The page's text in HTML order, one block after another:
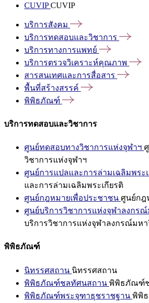
CUVIPCUVIP
บริการสังคม
บริการทดสอบและวิชาการ
บริการทางการแพทย์
บริการตรวจวิเคราะห์คุณภาพ
สารสนเทศและการสื่อสาร
พื้นที่สร้างสรรค์
พิพิธภัณฑ์
บริการทดสอบและวิชาการ
ศูนย์ทดสอบทางวิชาการแห่งจุฬาฯ
วิชาการแห่งจุฬาฯ
ศูนย์การแปลและการล่ามเฉลิมพระ
และการล่ามเฉลิมพระเกียรติ
ศูนย์กฎหมายเพื่อประชาชน ศูนย์กฎ
ศูนย์บริการวิชาการแห่งจุฬาลงกร
บริการวิชาการแห่งจุฬาลงกรณ์มหา
พิพิธภัณฑ์
นิทรรศสถาน นิทรรศสถาน
พิพิธภัณฑ์ชลทัศนสถาน พิพิธภัณฑ์
พิพิธภัณฑ์พระจุฑาธุชราชฐาน พิพิ